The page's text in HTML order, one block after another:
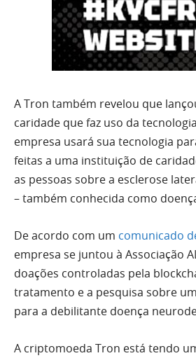
A Tron também revelou que
caridade que faz uso da
empresa usará sua tecnologia
feitas a uma instituição de
as pessoas sobre a esclerose
– também conhecida como
De acordo com um comunicado
empresa se juntou à Associação
doações controladas pela
tratamento e a pesquisa sobre
para a debilitante doença
A criptomoeda Tron está tendo